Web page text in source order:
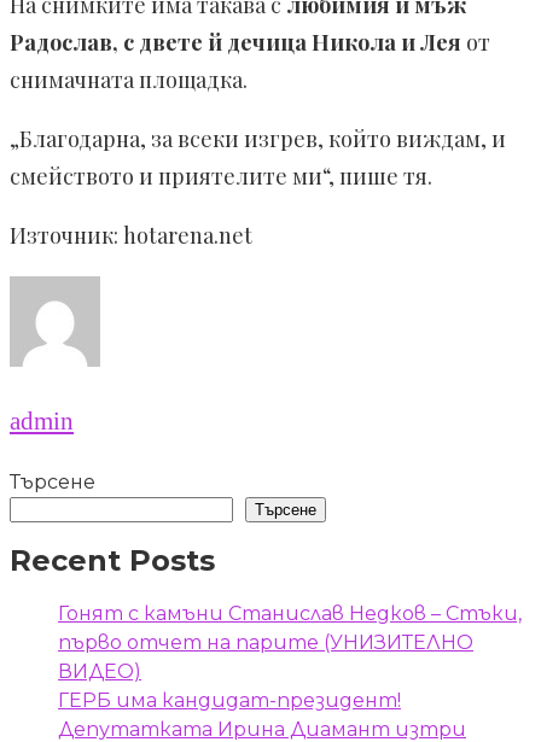
Радослав, с двете й дечица Никола и Лея от
снимачната площадка.
„Благодарна, за всеки изгрев, който виждам, и
смейството и приятелите ми“, пише тя.
Източник: hotarena.net
admin
Търсене
Търсене
Recent Posts
Гонят с камъни Станислав Недков – Стъки,
първо отчет на парите (УНИЗИТЕЛНО
ВИДЕО)
ГЕРБ има кандидат-президент!
Депутатката Ирина Диамант изтри